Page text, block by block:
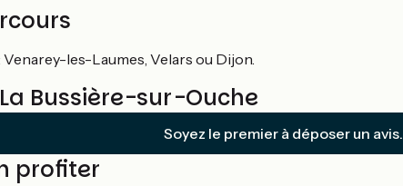
les-Laumes, Velars ou Dijon.
Bussière-sur-Ouche
Soyez le premier à déposer un avis.
profiter